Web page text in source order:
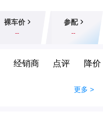
裸车价
--
参配
--
经销商 点评 降价
更多 >